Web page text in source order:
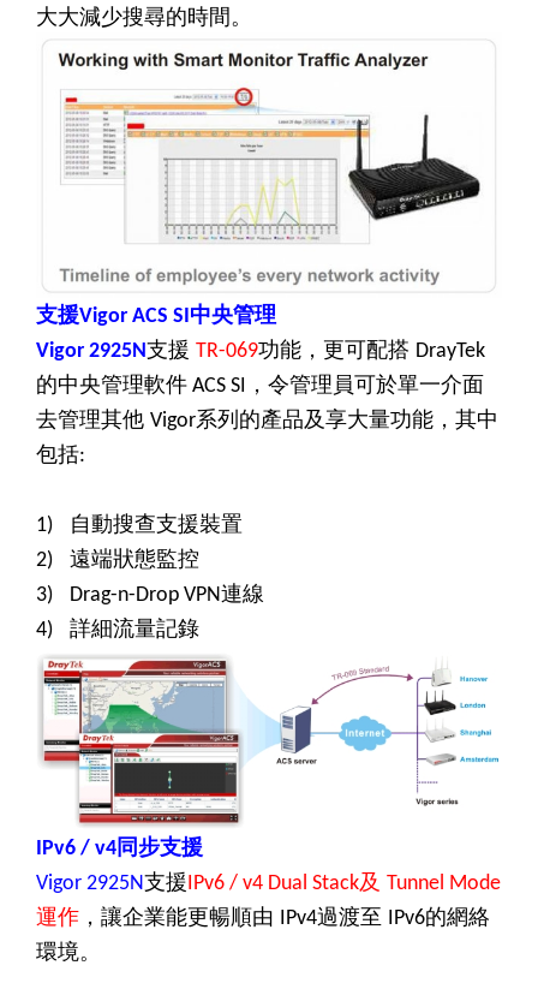
大大減少搜尋的時間。
支援Vigor ACS SI中央管理
Vigor 2925N支援 TR-069功能，更可配搭 DrayTek
的中央管理軟件 ACS SI ，令管理員可於單一介面
去管理其他 Vigor系列的產品及享大量功能，其中
包括:
1) 自動搜查支援裝置
2) 遠端狀態監控
3) Drag-n-Drop VPN連線
4) 詳細流量記錄
IPv6 / v4同步支援
Vigor 2925N支援 IPv6 / v4 Dual Stack及 Tunnel Mode
運作 ，讓企業能更暢順由 IPv4過渡至 IPv6的網絡
環境。